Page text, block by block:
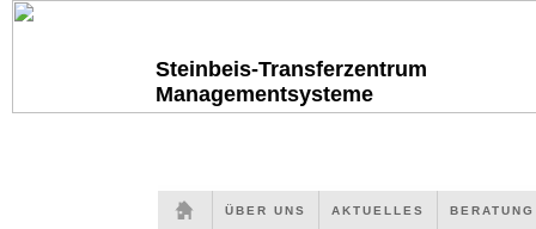
Steinbeis-Transferzentrum
Managementsysteme
ÜBER UNS AKTUELLES